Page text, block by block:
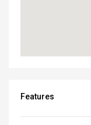
Features